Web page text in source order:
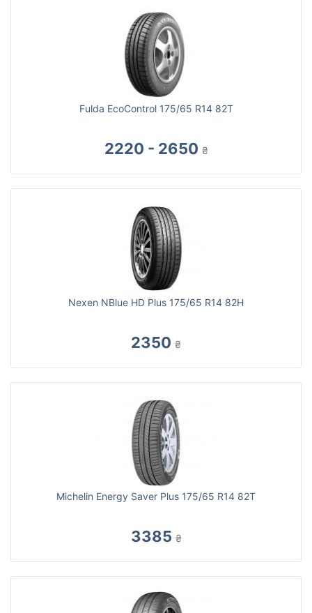
Fulda EcoControl 175/65 R14 82T
2220 - 2650 ₴
Nexen NBlue HD Plus 175/65 R14 82H
2350 ₴
Michelin Energy Saver Plus 175/65 R14 82T
3385 ₴